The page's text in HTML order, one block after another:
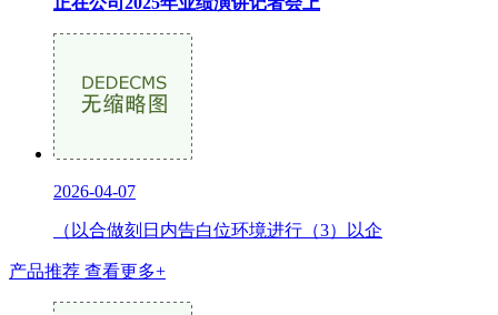
2026-04-07
（以合做刻日内告白位环境进行（3）以企
产品推荐 查看更多+